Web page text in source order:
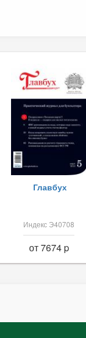
Главбух
Индекс Э40708
от 7674 p